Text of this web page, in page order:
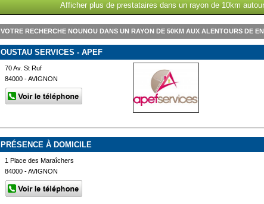
Afficher plus de prestataires dans un rayon de 10km
VOTRE RECHERCHE NOUNOU DANS UN RAYON DE 50KM AUX ALENTOURS DE
OUSTAU SERVICES - APEF
70 Av. St Ruf
84000 - AVIGNON
PRÉSENCE À DOMICILE
1 Place des Maraîchers
84000 - AVIGNON